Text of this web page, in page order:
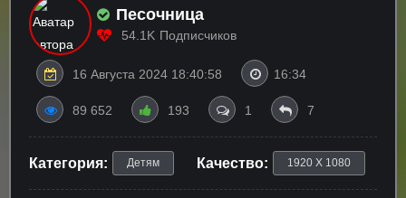
Песочница
54.1K Подписчиков
16 Августа 2024 18:40:58 16:34
89 652 193 1 7
Категория: Детям Качество: 1920 X 1080